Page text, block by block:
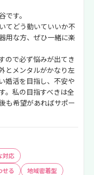
す。
てどう動いていいか不
用な方、ぜひ一緒に楽
ので必ず悩みが出てき
とメンタルがかなり左
婚活を目指し、不安や
。私の目指すべきは全
も希望があればサポー
対応
せる 地域密着型